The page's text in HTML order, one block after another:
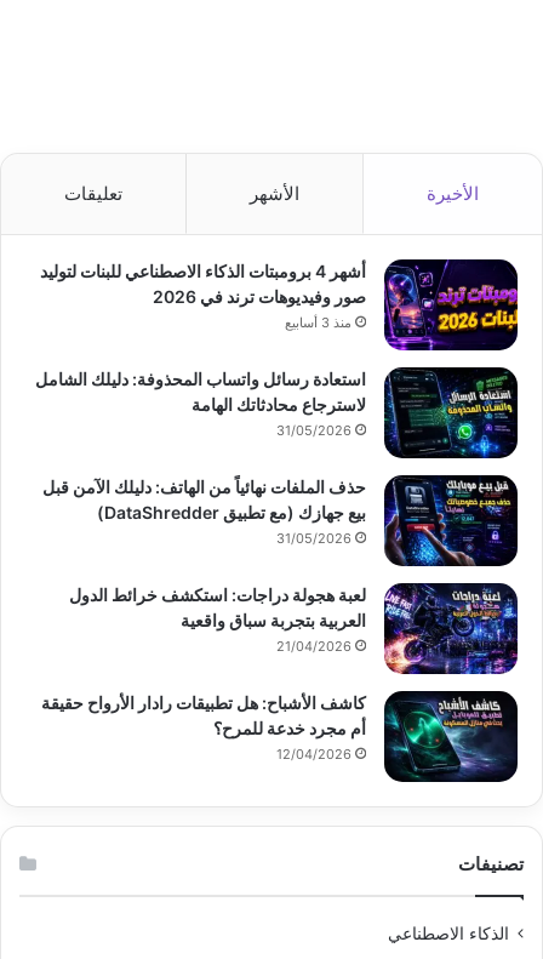
الأخيرة الأشهر تعليقات
أشهر 4 برومبتات الذكاء الاصطناعي للبنات لتوليد
صور وفيديوهات ترند في 2026
منذ 3 أسابيع
استعادة رسائل واتساب المحذوفة: دليلك الشامل
لاسترجاع محادثاتك الهامة
31/05/2026
حذف الملفات نهائياً من الهاتف: دليلك الآمن قبل
بيع جهازك (مع تطبيق DataShredder)
31/05/2026
لعبة هجولة دراجات: استكشف خرائط الدول
العربية بتجربة سباق واقعية
21/04/2026
كاشف الأشباح: هل تطبيقات رادار الأرواح حقيقة
أم مجرد خدعة للمرح؟
12/04/2026
تصنيفات
الذكاء الاصطناعي